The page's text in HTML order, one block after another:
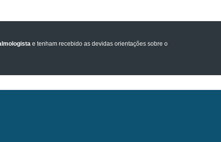
e tenham recebido as devidas orientações sobre o